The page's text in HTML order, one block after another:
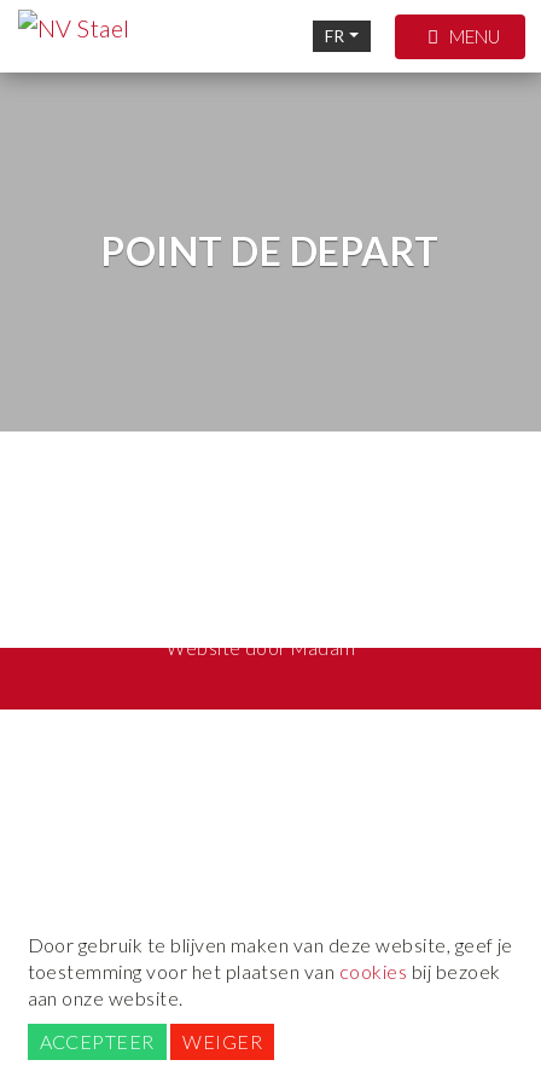
FR MENU
POINT DE DEPART
WebsitedoorMadam
Door gebruik te blijven maken van deze website, geef je
toestemming voor het plaatsen van cookies bij bezoek
aan onze website.
ACCEPTEER
WEIGER